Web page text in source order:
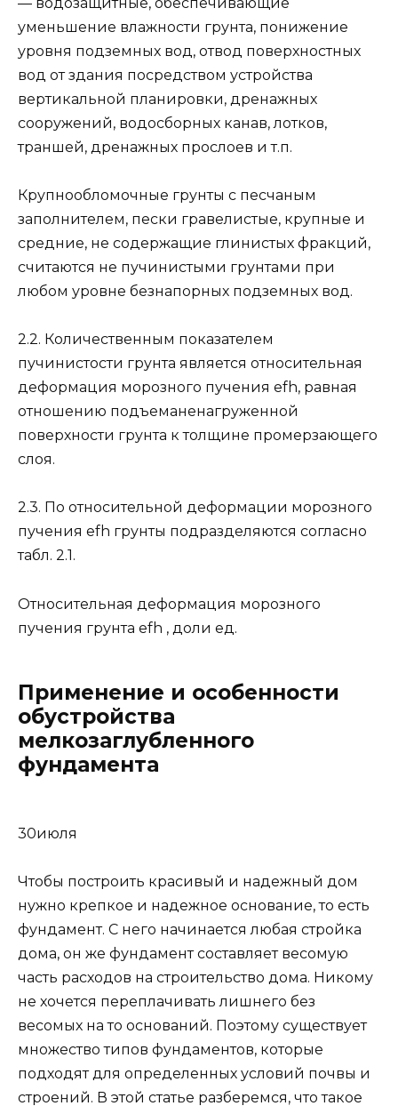
уменьшение влажности грунта, понижение
уровня подземных вод, отвод поверхностных
вод от здания посредством устройства
вертикальной планировки, дренажных
сооружений, водосборных канав, лотков,
траншей, дренажных прослоев и т.п.
Крупнообломочные грунты с песчаным
заполнителем, пески гравелистые, крупные и
средние, не содержащие глинистых фракций,
считаются не пучинистыми грунтами при
любом уровне безнапорных подземных вод.
2.2. Количественным показателем
пучинистости грунта является относительная
деформация морозного пучения efh, равная
отношению подъеманенагруженной
поверхности грунта к толщине промерзающего
слоя.
2.3. По относительной деформации морозного
пучения еfh грунты подразделяются согласно
табл. 2.1.
Относительная деформация морозного
пучения грунта efh , доли ед.
Применение и особенности
обустройства
мелкозаглубленного
фундамента
30июля
Чтобы построить красивый и надежный дом
нужно крепкое и надежное основание, то есть
фундамент. С него начинается любая стройка
дома, он же фундамент составляет весомую
часть расходов на строительство дома. Никому
не хочется переплачивать лишнего без
весомых на то оснований. Поэтому существует
множество типов фундаментов, которые
подходят для определенных условий почвы и
строений. В этой статье разберемся, что такое